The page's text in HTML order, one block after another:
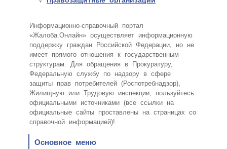
Информационно-справочный портал
«Жалоба.Онлайн» осуществляет информационную
поддержку граждан Российской Федерации, но не
имеет прямого отношения к государственным
структурам. Для обращения в Прокуратуру,
Федеральную службу по надзору в сфере
защиты прав потребителей (Роспотребнадзор),
Жилищную или Трудовую инспекции, пользуйтесь
официальными источниками (все ссылки на
официальные сайты проставлены на страницах со
справочной информацией)!
Основное меню